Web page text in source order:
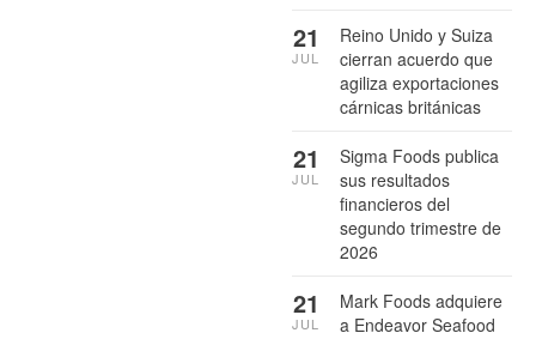
Reino Unido y Suiza
cierran acuerdo que
agiliza exportaciones
cárnicas británicas
21
JUL
Sigma Foods publica
sus resultados
financieros del
segundo trimestre de
2026
21
JUL
Mark Foods adquiere
a Endeavor Seafood
21
JUL